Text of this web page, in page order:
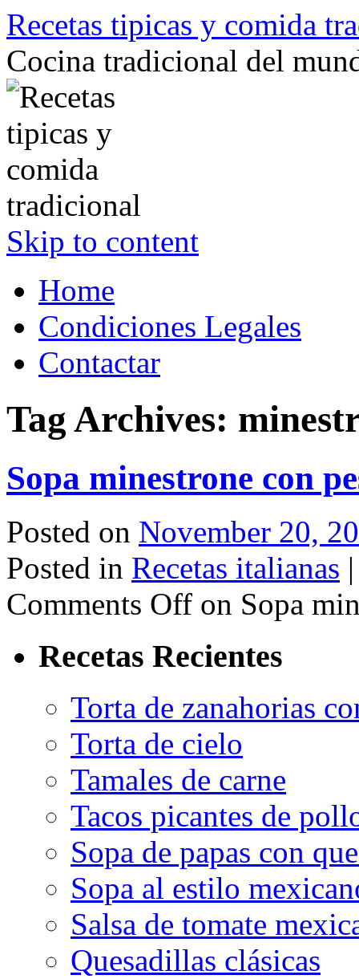
Recetas tipicas y comida
Cocina tradicional del
Skip to content
Home
Condiciones Legales
Contactar
Tag Archives:
Sopa minestrone con
Posted on November 20,
Posted in Recetas italianas |
Comments Off on Sopa
Recetas Recientes
Torta de zanahorias
Torta de cielo
Tamales de carne
Tacos picantes de
Sopa de papas con
Sopa al estilo
Salsa de tomate
Quesadillas clásicas